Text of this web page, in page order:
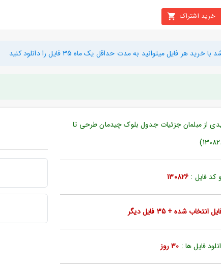
فایل میتوانید به مدت حداقل یک ماه 35 فایل را دانلود کنید
از مبلمان جزئیات جدول بلوک چیدمان طرحی تا
فایل : 130826
انتخاب شده + 35 فایل دیگر
فایل ها : 30 روز